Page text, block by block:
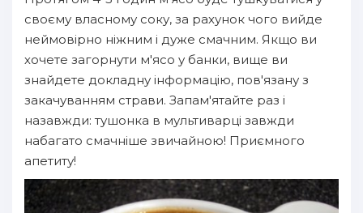
своєму власному соку, за рахунок чого вийде
неймовірно ніжним і дуже смачним. Якщо ви
хочете загорнути м'ясо у банки, вище ви
знайдете докладну інформацію, пов'язану з
закачуванням страви. Запам'ятайте раз і
назавжди: тушонка в мультиварці завжди
набагато смачніше звичайною! Приємного
апетиту!